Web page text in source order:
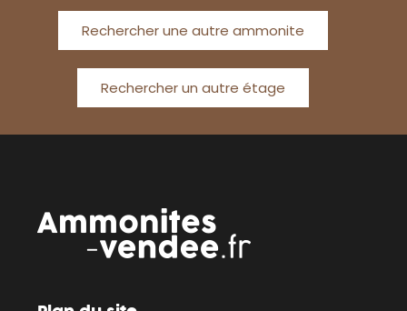
Rechercher une autre ammonite
Rechercher un autre étage